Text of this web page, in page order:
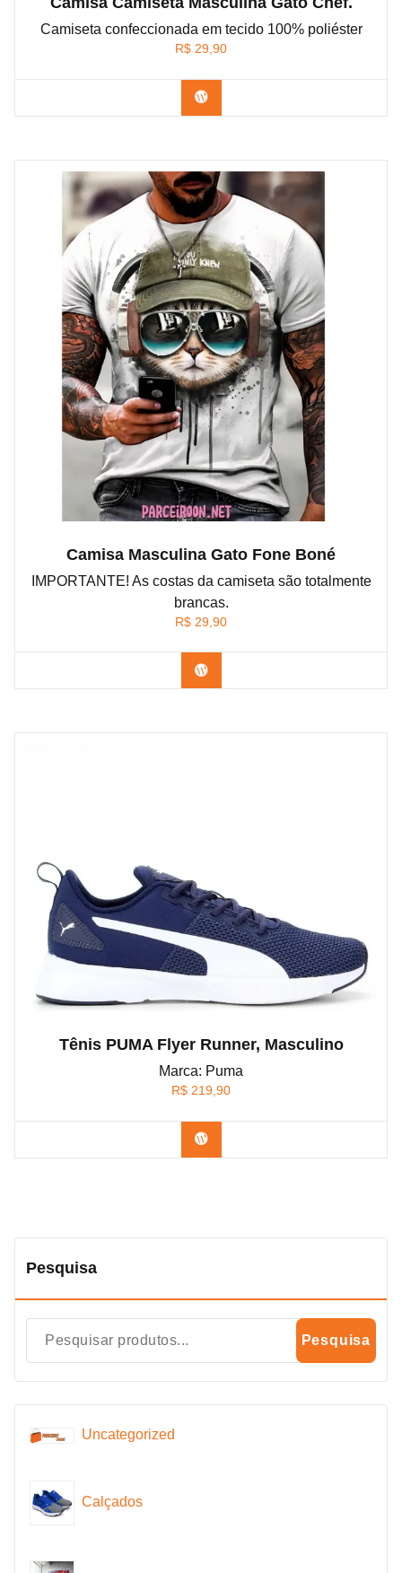
Camiseta confeccionada em tecido 100% poliéster
R$ 29,90
Confira na Shopee
Camisa Masculina Gato Fone Boné
IMPORTANTE! As costas da camiseta são totalmente
brancas.
R$ 29,90
Confira na Shopee
Tênis PUMA Flyer Runner, Masculino
Marca: Puma
R$ 219,90
Confira na Amazon
Pesquisa
Pesquisa
Uncategorized
Calçados